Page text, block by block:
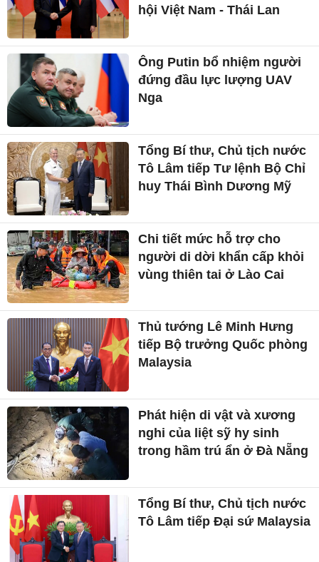
hội Việt Nam - Thái Lan
Ông Putin bổ nhiệm người
đứng đầu lực lượng UAV
Nga
Tổng Bí thư, Chủ tịch nước
Tô Lâm tiếp Tư lệnh Bộ Chỉ
huy Thái Bình Dương Mỹ
Chi tiết mức hỗ trợ cho
người di dời khẩn cấp khỏi
vùng thiên tai ở Lào Cai
Thủ tướng Lê Minh Hưng
tiếp Bộ trưởng Quốc phòng
Malaysia
Phát hiện di vật và xương
nghi của liệt sỹ hy sinh
trong hầm trú ẩn ở Đà Nẵng
Tổng Bí thư, Chủ tịch nước
Tô Lâm tiếp Đại sứ Malaysia